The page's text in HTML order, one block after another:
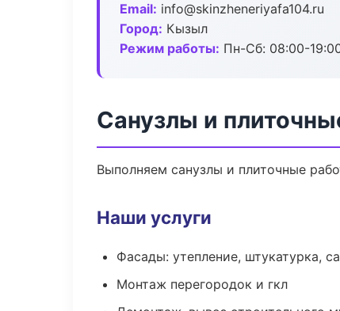
Email: info@skinzheneriyafa104.ru
Город: Кызыл
Режим работы: Пн-Сб: 08:00-
Санузлы и
Выполняем санузлы и плиточные
Наши услуги
Фасады: утепление, штукатурка,
Монтаж перегородок и гкл